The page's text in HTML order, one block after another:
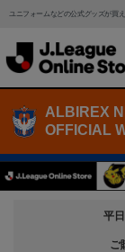
ユニフォームなどの公式グッズが買え
ALBIREX
OFFICIAL
平
ご